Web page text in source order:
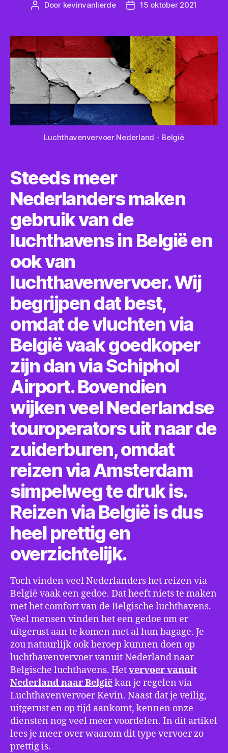
Bericht
Door kevinvanlierde Berichtdatum
15 oktober 2021
Luchthavenvervoer Nederland - België
Steeds meer
Nederlanders maken
gebruik van de
luchthavens in België en
ook van
luchthavenvervoer. Wij
begrijpen dat best,
omdat de vluchten via
België vaak goedkoper
zijn dan via Schiphol
Airport. Bovendien
wijken veel Nederlandse
touroperators uit naar de
zuiderburen, omdat
reizen via Amsterdam
simpelweg te druk is.
Reizen via België is dus
heel prettig en
overzichtelijk.
Toch vinden veel Nederlanders het reizen via
België vaak een gedoe. Dat heeft niets te maken
met het comfort van de Belgische luchthavens.
Veel mensen vinden het een gedoe om er
uitgerust aan te komen met al hun bagage. Je
zou natuurlijk ook beroep kunnen doen op
luchthavenvervoer vanuit Nederland naar
Belgische luchthavens. Hetvervoer vanuit
Nederland naar Belgiëkan je regelen via
Luchthavenvervoer Kevin. Naast dat je veilig,
uitgerust en op tijd aankomt, kennen onze
diensten nog veel meer voordelen. In dit artikel
lees je meer over waarom dit type vervoer zo
prettig is.